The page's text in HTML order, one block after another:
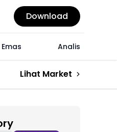
Download
Emas Analis
Lihat Market